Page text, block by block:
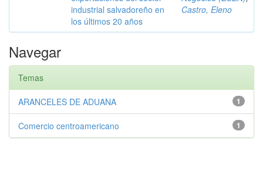
industrial salvadoreño en
los últimos 20 años
Castro, Eleno
Navegar
Temas
1
ARANCELES DE ADUANA
1
Comercio centroamericano